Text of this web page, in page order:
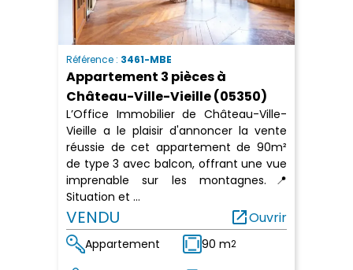
Référence : 3461-MBE
Appartement 3 pièces à
Château-Ville-Vieille (05350)
L’Office Immobilier de Château-Ville-
Vieille a le plaisir d'annoncer la vente
réussie de cet appartement de 90m²
de type 3 avec balcon, offrant une vue
imprenable sur les montagnes.📍
Situation et ...
VENDU open_in_newOuvrir
Appartement 90 m2